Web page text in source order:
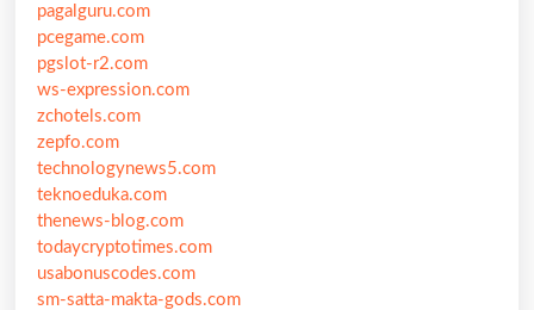
pagalguru.com
pcegame.com
pgslot-r2.com
ws-expression.com
zchotels.com
zepfo.com
technologynews5.com
teknoeduka.com
thenews-blog.com
todaycryptotimes.com
usabonuscodes.com
sm-satta-makta-gods.com